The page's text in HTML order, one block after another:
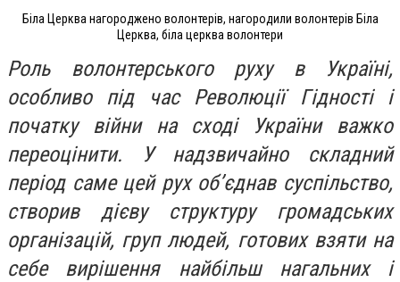
Біла Церква нагороджено волонтерів, нагородили волонтерів Біла
Церква, біла церква волонтери
Роль волонтерського руху в Україні,
особливо під час Революції Гідності і
початку війни на сході України важко
переоцінити. У надзвичайно складний
період саме цей рух об’єднав суспільство,
створив дієву структуру громадських
організацій, груп людей, готових взяти на
себе вирішення найбільш нагальних і